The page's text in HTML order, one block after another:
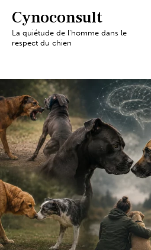
Cynoconsult
La quiétude de l'homme dans le
respect du chien